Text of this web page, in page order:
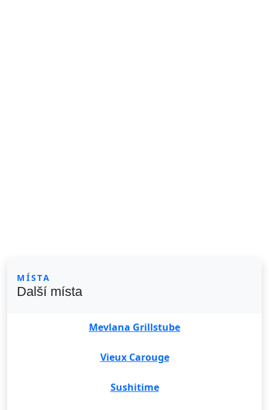
MÍSTA
Další místa
Mevlana Grillstube
Vieux Carouge
Sushitime